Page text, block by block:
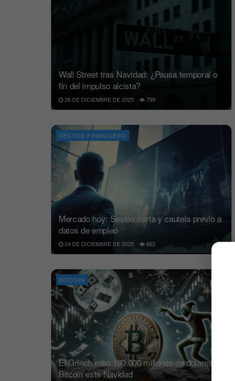
Wall Street tras Navidad: ¿Pausa temporal o
fin del impulso alcista?
26 DE DICIEMBRE DE 2025 799
SECTOR FINANCIERO
Mercado hoy: Sesión corta y cautela previo a
datos de empleo
24 DE DICIEMBRE DE 2025 662
BITCOIN
El Grinch roba 180.000 millones de dólares a
Bitcoin esta Navidad